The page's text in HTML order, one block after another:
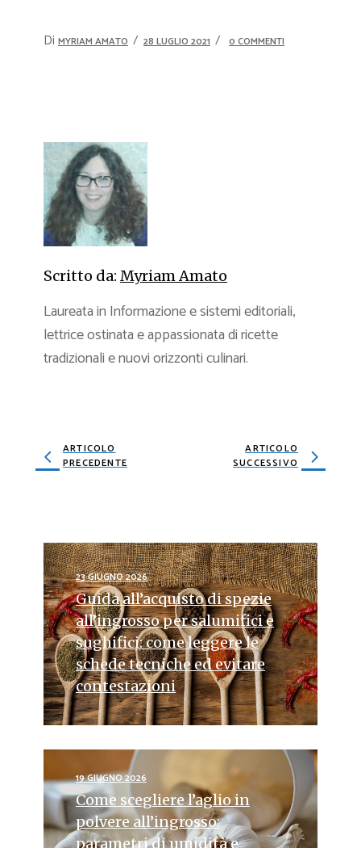
Di MYRIAM AMATO 28 LUGLIO 2021 0 COMMENTI
Scritto da: Myriam Amato
Laureata in Informazione e sistemi editoriali,
lettrice ostinata e appassionata di ricette
tradizionali e nuovi orizzonti culinari.
ARTICOLO
PRECEDENTE
ARTICOLO
SUCCESSIVO
23 GIUGNO 2026
Guida all’acquisto di spezie
all’ingrosso per salumifici e
sughifici: come leggere le
schede tecniche ed evitare
contestazioni
19 GIUGNO 2026
Come scegliere l’aglio in
polvere all’ingrosso:
parametri di umidità e